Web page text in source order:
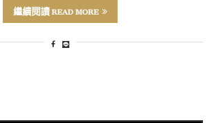
繼續閱讀 READ MORE